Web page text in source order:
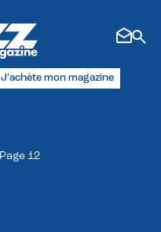
J'achète mon magazine
Page 12